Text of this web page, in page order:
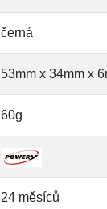
černá
53mm x 34mm x
60g
24 měsíců